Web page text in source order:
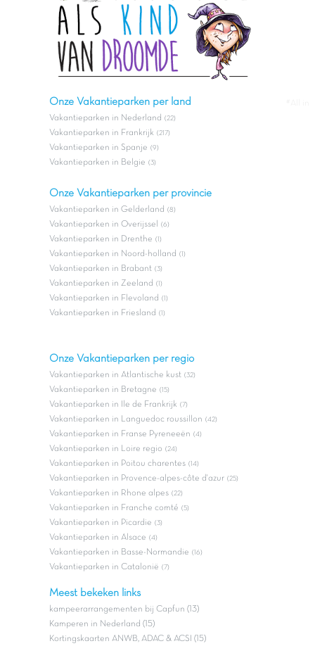
Onze Vakantieparken per land
Vakantieparken in Nederland (22)
Vakantieparken in Frankrijk (217)
Vakantieparken in Spanje (9)
Vakantieparken in Belgie (3)
Onze Vakantieparken per provincie
Vakantieparken in Gelderland (8)
Vakantieparken in Overijssel (6)
Vakantieparken in Drenthe (1)
Vakantieparken in Noord-holland (1)
Vakantieparken in Brabant (3)
Vakantieparken in Zeeland (1)
Vakantieparken in Flevoland (1)
Vakantieparken in Friesland (1)
Onze Vakantieparken per regio
Vakantieparken in Atlantische kust (32)
Vakantieparken in Bretagne (15)
Vakantieparken in Ile de Frankrijk (7)
Vakantieparken in Languedoc roussillon (42)
Vakantieparken in Franse Pyreneeën (4)
Vakantieparken in Loire regio (24)
Vakantieparken in Poitou charentes (14)
Vakantieparken in Provence-alpes-côte d'azur (25)
Vakantieparken in Rhone alpes (22)
Vakantieparken in Franche comté (5)
Vakantieparken in Picardie (3)
Vakantieparken in Alsace (4)
Vakantieparken in Basse-Normandie (16)
Vakantieparken in Catalonië (7)
Meest bekeken links
kampeerarrangementen bij Capfun (13)
Kamperen in Nederland (15)
Kortingskaarten ANWB, ADAC & ACSI (15)